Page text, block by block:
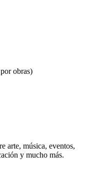
obras)
arte, música, eventos,
y mucho más.